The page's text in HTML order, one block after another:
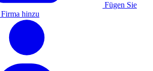
Fügen Sie
hinzu